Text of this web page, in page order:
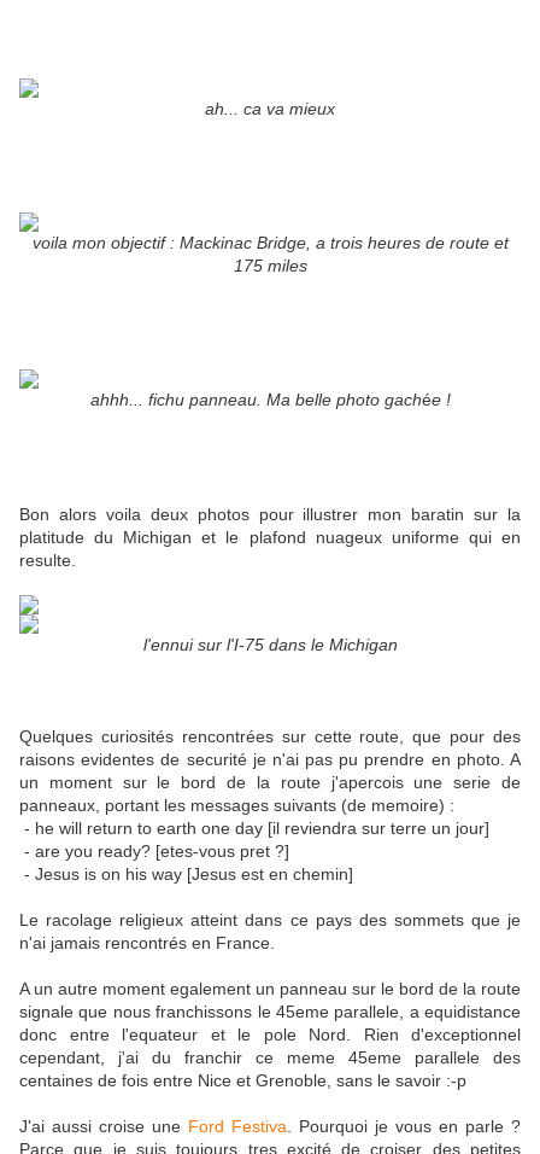
ah... ca va mieux
voila mon objectif : Mackinac Bridge, a trois heures de route et
175 miles
ahhh... fichu panneau. Ma belle photo gachée !
Bon alors voila deux photos pour illustrer mon baratin sur la
platitude du Michigan et le plafond nuageux uniforme qui en
resulte.
l'ennui sur l'I-75 dans le Michigan
Quelques curiosités rencontrées sur cette route, que pour des
raisons evidentes de securité je n'ai pas pu prendre en photo. A
un moment sur le bord de la route j'apercois une serie de
panneaux, portant les messages suivants (de memoire) :
- he will return to earth one day [il reviendra sur terre un jour]
- are you ready? [etes-vous pret ?]
- Jesus is on his way [Jesus est en chemin]
Le racolage religieux atteint dans ce pays des sommets que je
n'ai jamais rencontrés en France.
A un autre moment egalement un panneau sur le bord de la route
signale que nous franchissons le 45eme parallele, a equidistance
donc entre l'equateur et le pole Nord. Rien d'exceptionnel
cependant, j'ai du franchir ce meme 45eme parallele des
centaines de fois entre Nice et Grenoble, sans le savoir :-p
J'ai aussi croise une Ford Festiva . Pourquoi je vous en parle ?
Parce que je suis toujours tres excité de croiser des petites